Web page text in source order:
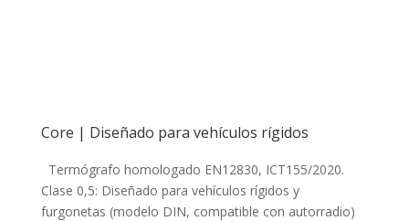
Core | Diseñado para vehículos rígidos
Termógrafo homologado EN12830, ICT155/2020.
Clase 0,5: Diseñado para vehículos rígidos y
furgonetas (modelo DIN, compatible con autorradio)